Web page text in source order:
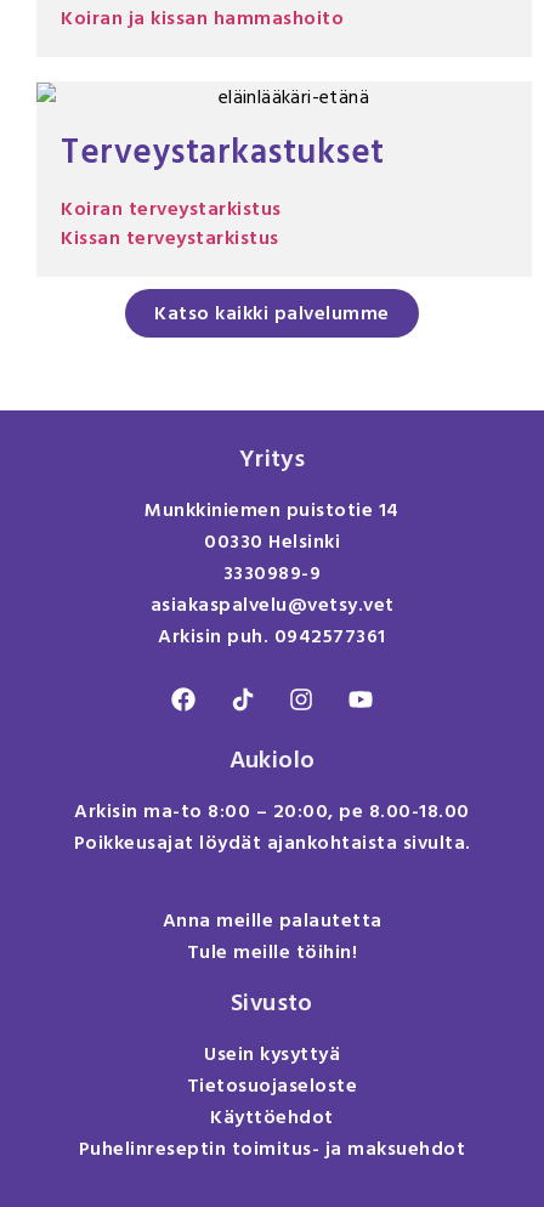
Koiran ja kissan hammashoito
Terveystarkastukset
Koiran terveystarkistus
Kissan terveystarkistus
Katso kaikki palvelumme
Yritys
Munkkiniemen puistotie 14
00330 Helsinki
3330989-9
asiakaspalvelu@vetsy.vet
Arkisin puh. 0942577361
Aukiolo
Arkisin ma-to 8:00 – 20:00, pe 8.00-18.00
Poikkeusajat löydät ajankohtaista sivulta.
Anna meille palautetta
Tule meille töihin!
Sivusto
Usein kysyttyä
Tietosuojaseloste
Käyttöehdot
Puhelinreseptin toimitus- ja maksuehdot